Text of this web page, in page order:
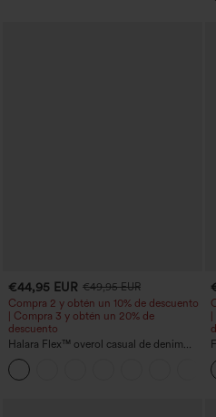
€44,95 EUR €49,95 EUR
Compra 2 y obtén un 10% de descuento
| Compra 3 y obtén un 20% de
descuento
Halara Flex™ overol casual de denim
lavado con escote en V y bolsillos